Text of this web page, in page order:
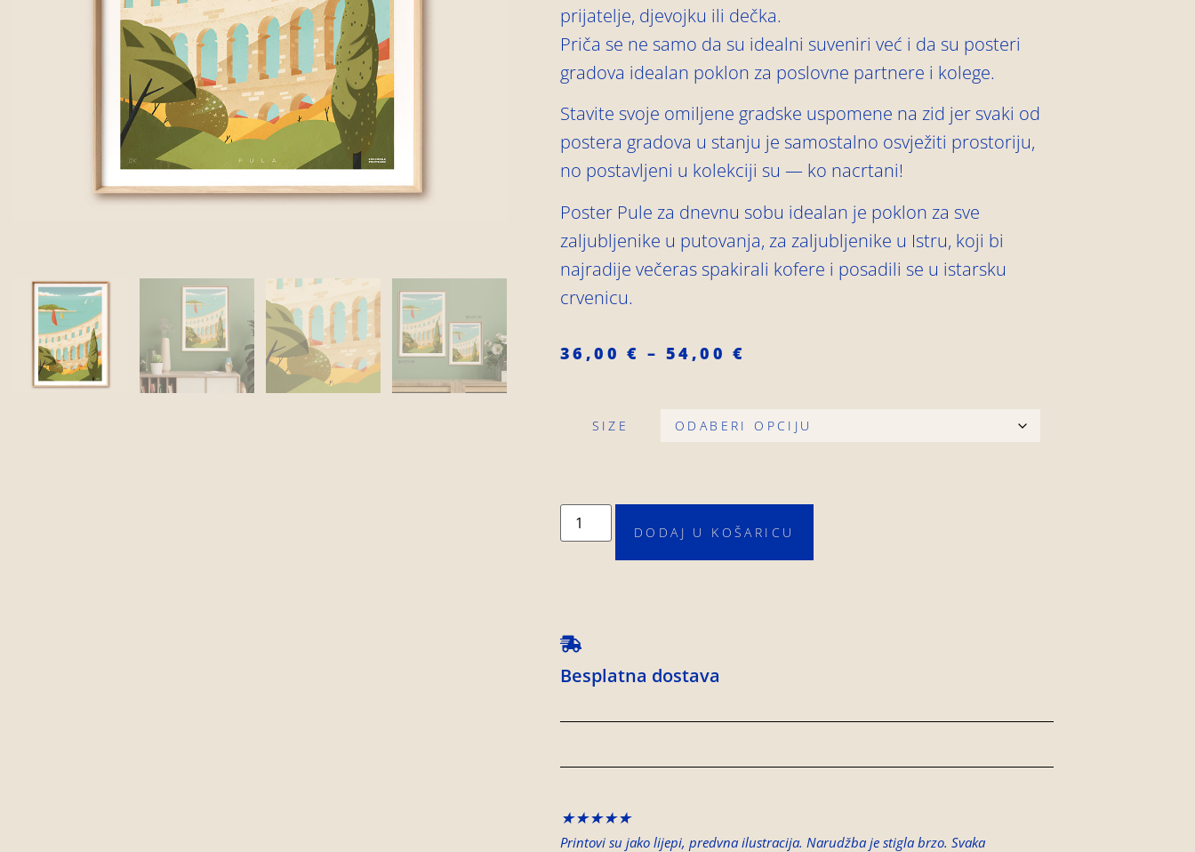
prijatelje, djevojku ili dečka.
Priča se ne samo da su idealni suveniri već i da su posteri
gradova idealan poklon za poslovne partnere i kolege.
Stavite svoje omiljene gradske uspomene na zid jer svaki od
postera gradova u stanju je samostalno osvježiti prostoriju,
no postavljeni u kolekciji su — ko nacrtani!
Poster Pule za dnevnu sobu idealan je poklon za sve
zaljubljenike u putovanja, za zaljubljenike u Istru, koji bi
najradije večeras spakirali kofere i posadili se u istarsku
crvenicu.
36,00€ – 54,00€
SIZE
DODAJ U KOŠARICU
Besplatna dostava
★★★★★
Printovi su jako lijepi, predvna ilustracija. Narudžba je stigla brzo. Svaka